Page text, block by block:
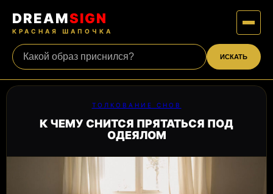
DREAMSIGN
КРАСНАЯ ШАПОЧКА
ИСКАТЬ
ТОЛКОВАНИЕ СНОВ
К ЧЕМУ СНИТСЯ ПРЯТАТЬСЯ ПОД
ОДЕЯЛОМ